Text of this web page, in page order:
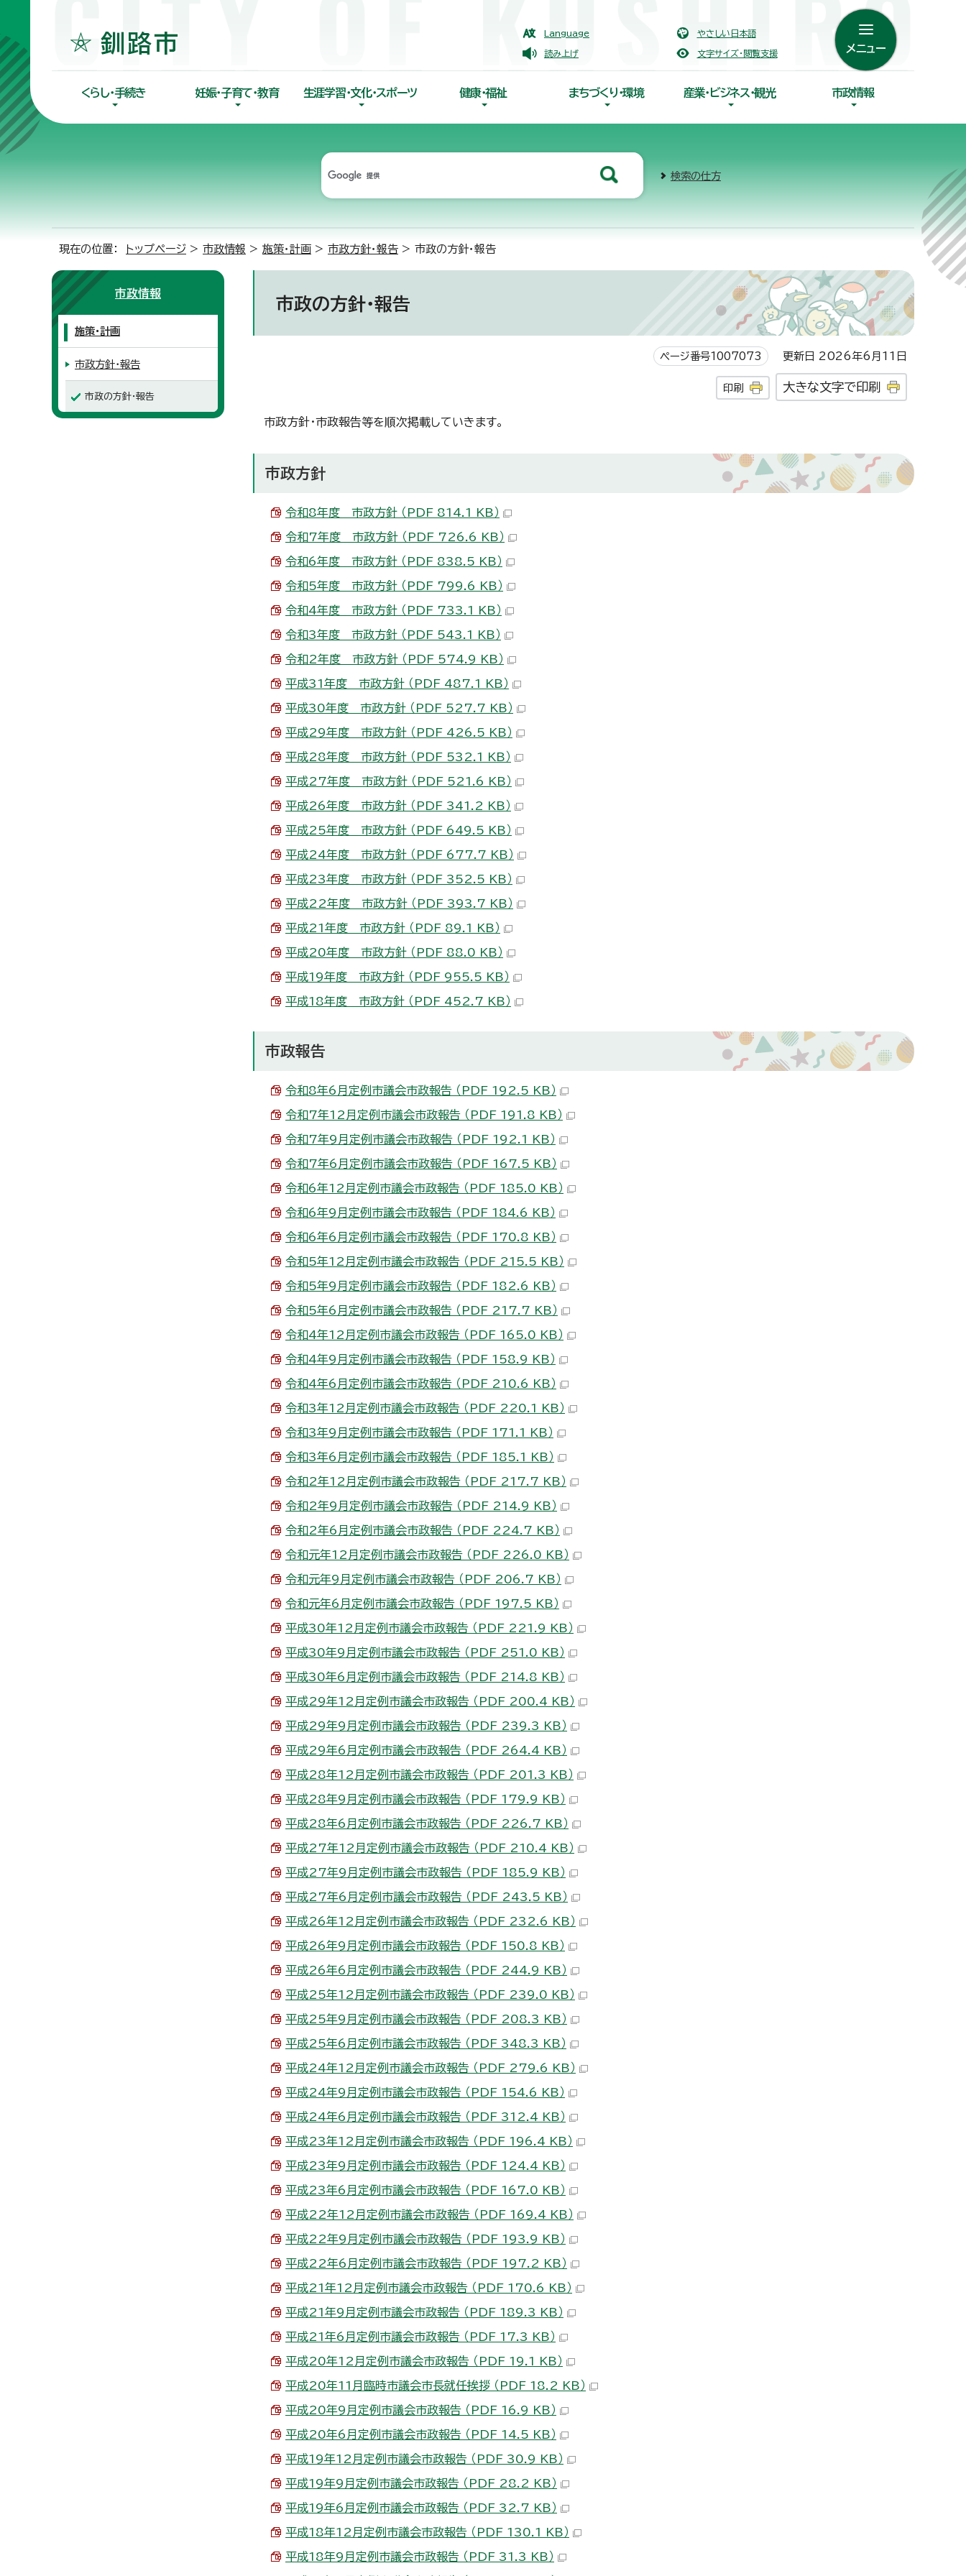
Language やさしい日本語
読み上げ 文字サイズ・閲覧支援 メニュー
くらし・手続き 妊娠・子育て・教育 生涯学習・文化・スポーツ 健康・福祉 まちづくり・環境 産業・ビジネス・観光 市政情報
検索の仕方
現在の位置： トップページ > 市政情報 > 施策・計画 > 市政方針・報告 > 市政の方針・報告
市政の方針・報告
ページ番号1007073 更新日 2026年6月11日
印刷 大きな文字で印刷
市政方針・市政報告等を順次掲載していきます。
市政方針
令和8年度 市政方針 （PDF 814.1 KB）
令和7年度 市政方針 （PDF 726.6 KB）
令和6年度 市政方針 （PDF 838.5 KB）
令和5年度 市政方針 （PDF 799.6 KB）
令和4年度 市政方針 （PDF 733.1 KB）
令和3年度 市政方針 （PDF 543.1 KB）
令和2年度 市政方針 （PDF 574.9 KB）
平成31年度 市政方針 （PDF 487.1 KB）
平成30年度 市政方針 （PDF 527.7 KB）
平成29年度 市政方針 （PDF 426.5 KB）
平成28年度 市政方針 （PDF 532.1 KB）
平成27年度 市政方針 （PDF 521.6 KB）
平成26年度 市政方針 （PDF 341.2 KB）
平成25年度 市政方針 （PDF 649.5 KB）
平成24年度 市政方針 （PDF 677.7 KB）
平成23年度 市政方針 （PDF 352.5 KB）
平成22年度 市政方針 （PDF 393.7 KB）
平成21年度 市政方針 （PDF 89.1 KB）
平成20年度 市政方針 （PDF 88.0 KB）
平成19年度 市政方針 （PDF 955.5 KB）
平成18年度 市政方針 （PDF 452.7 KB）
市政報告
令和8年6月定例市議会市政報告 （PDF 192.5 KB）
令和7年12月定例市議会市政報告 （PDF 191.8 KB）
令和7年9月定例市議会市政報告 （PDF 192.1 KB）
令和7年6月定例市議会市政報告 （PDF 167.5 KB）
令和6年12月定例市議会市政報告 （PDF 185.0 KB）
令和6年9月定例市議会市政報告 （PDF 184.6 KB）
令和6年6月定例市議会市政報告 （PDF 170.8 KB）
令和5年12月定例市議会市政報告 （PDF 215.5 KB）
令和5年9月定例市議会市政報告 （PDF 182.6 KB）
令和5年6月定例市議会市政報告 （PDF 217.7 KB）
令和4年12月定例市議会市政報告 （PDF 165.0 KB）
令和4年9月定例市議会市政報告 （PDF 158.9 KB）
令和4年6月定例市議会市政報告 （PDF 210.6 KB）
令和3年12月定例市議会市政報告 （PDF 220.1 KB）
令和3年9月定例市議会市政報告 （PDF 171.1 KB）
令和3年6月定例市議会市政報告 （PDF 185.1 KB）
令和2年12月定例市議会市政報告 （PDF 217.7 KB）
令和2年9月定例市議会市政報告 （PDF 214.9 KB）
令和2年6月定例市議会市政報告 （PDF 224.7 KB）
令和元年12月定例市議会市政報告 （PDF 226.0 KB）
令和元年9月定例市議会市政報告 （PDF 206.7 KB）
令和元年6月定例市議会市政報告 （PDF 197.5 KB）
平成30年12月定例市議会市政報告 （PDF 221.9 KB）
平成30年9月定例市議会市政報告 （PDF 251.0 KB）
平成30年6月定例市議会市政報告 （PDF 214.8 KB）
平成29年12月定例市議会市政報告 （PDF 200.4 KB）
平成29年9月定例市議会市政報告 （PDF 239.3 KB）
平成29年6月定例市議会市政報告 （PDF 264.4 KB）
平成28年12月定例市議会市政報告 （PDF 201.3 KB）
平成28年9月定例市議会市政報告 （PDF 179.9 KB）
平成28年6月定例市議会市政報告 （PDF 226.7 KB）
平成27年12月定例市議会市政報告 （PDF 210.4 KB）
平成27年9月定例市議会市政報告 （PDF 185.9 KB）
平成27年6月定例市議会市政報告 （PDF 243.5 KB）
平成26年12月定例市議会市政報告 （PDF 232.6 KB）
平成26年9月定例市議会市政報告 （PDF 150.8 KB）
平成26年6月定例市議会市政報告 （PDF 244.9 KB）
平成25年12月定例市議会市政報告 （PDF 239.0 KB）
平成25年9月定例市議会市政報告 （PDF 208.3 KB）
平成25年6月定例市議会市政報告 （PDF 348.3 KB）
平成24年12月定例市議会市政報告 （PDF 279.6 KB）
平成24年9月定例市議会市政報告 （PDF 154.6 KB）
平成24年6月定例市議会市政報告 （PDF 312.4 KB）
平成23年12月定例市議会市政報告 （PDF 196.4 KB）
平成23年9月定例市議会市政報告 （PDF 124.4 KB）
平成23年6月定例市議会市政報告 （PDF 167.0 KB）
平成22年12月定例市議会市政報告 （PDF 169.4 KB）
平成22年9月定例市議会市政報告 （PDF 193.9 KB）
平成22年6月定例市議会市政報告 （PDF 197.2 KB）
平成21年12月定例市議会市政報告 （PDF 170.6 KB）
平成21年9月定例市議会市政報告 （PDF 189.3 KB）
平成21年6月定例市議会市政報告 （PDF 17.3 KB）
平成20年12月定例市議会市政報告 （PDF 19.1 KB）
平成20年11月臨時市議会市長就任挨拶 （PDF 18.2 KB）
平成20年9月定例市議会市政報告 （PDF 16.9 KB）
平成20年6月定例市議会市政報告 （PDF 14.5 KB）
平成19年12月定例市議会市政報告 （PDF 30.9 KB）
平成19年9月定例市議会市政報告 （PDF 28.2 KB）
平成19年6月定例市議会市政報告 （PDF 32.7 KB）
平成18年12月定例市議会市政報告 （PDF 130.1 KB）
平成18年9月定例市議会市政報告 （PDF 31.3 KB）
市政情報
施策・計画
市政方針・報告
市政の方針・報告